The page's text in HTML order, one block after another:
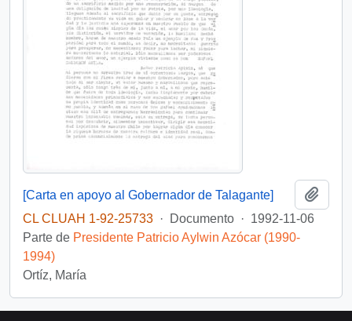
[Carta en apoyo al Gobernador de Talagante]
CL CLUAH 1-92-25733 · Documento · 1992-11-06
Parte de Presidente Patricio Aylwin Azócar (1990-
1994)
Ortíz, María